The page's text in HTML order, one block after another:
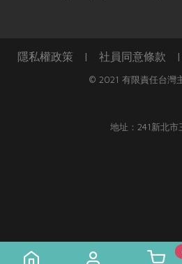
隱私權政策 | 社員同意條款
© 2021 有限責任台灣
地址：241新北